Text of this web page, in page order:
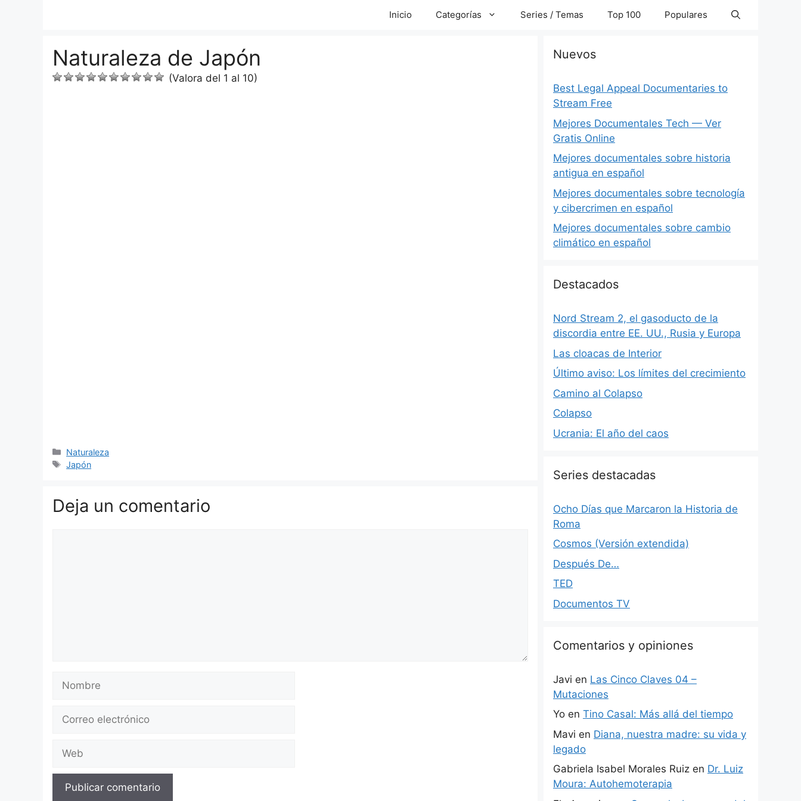
Inicio Categorías Series / Temas Top 100 Populares
Naturaleza de Japón
(Valora del 1 al 10)
Categorías
Naturaleza
Etiquetas
Japón
Deja un comentario
electrónico
Nuevos
Best Legal Appeal Documentaries to
Stream Free
Mejores Documentales Tech — Ver
Gratis Online
Mejores documentales sobre historia
antigua en español
Mejores documentales sobre tecnología
y cibercrimen en español
Mejores documentales sobre cambio
climático en español
Destacados
Nord Stream 2, el gasoducto de la
discordia entre EE. UU., Rusia y Europa
Las cloacas de Interior
Último aviso: Los límites del crecimiento
Camino al Colapso
Colapso
Ucrania: El año del caos
Series destacadas
Ocho Días que Marcaron la Historia de
Roma
Cosmos (Versión extendida)
Después De…
TED
Documentos TV
Comentarios y opiniones
Javi en Las Cinco Claves 04 –
Mutaciones
Yo en Tino Casal: Más allá del tiempo
Mavi en Diana, nuestra madre: su vida y
legado
Gabriela Isabel Morales Ruiz en Dr. Luiz
Moura: Autohemoterapia